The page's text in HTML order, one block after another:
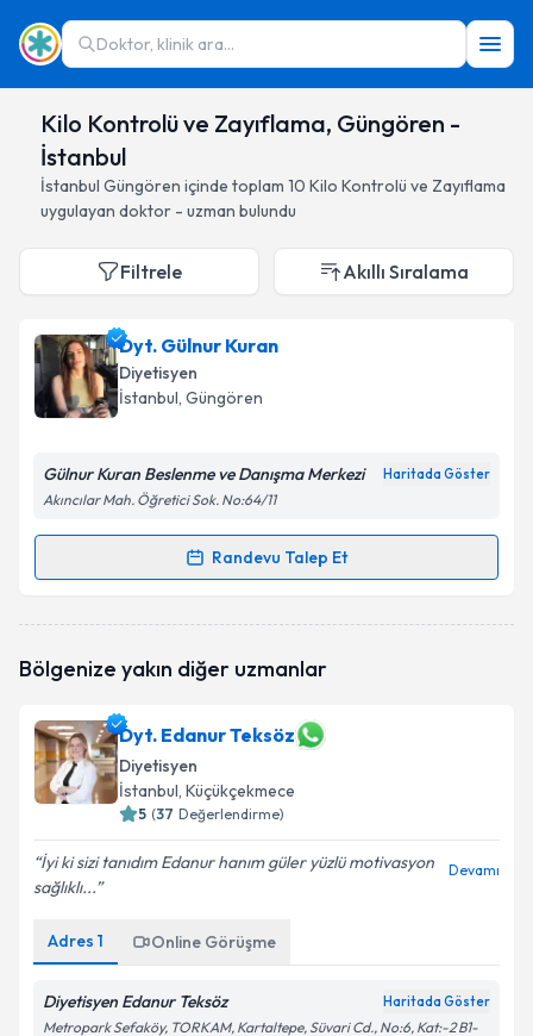
Doktor, klinik ara...
Kilo Kontrolü ve Zayıflama, Güngören -
İstanbul
İstanbul Güngören içinde toplam 10 Kilo Kontrolü ve Zayıflama
uygulayan doktor - uzman bulundu
Filtrele Akıllı Sıralama
Dyt. Gülnur Kuran
Diyetisyen
İstanbul, Güngören
Gülnur Kuran Beslenme ve Danışma Merkezi Haritada Göster
Akıncılar Mah. Öğretici Sok. No:64/11
Randevu Talep Et
Randevu Takvimi Talebi
oluşturun. Size bu uzmandan randevu almanız için bir
E-posta Adresiniz
Kişisel verilerimin işlenmesine ilişkinAydınlatma
Bölgenize yakın diğer uzmanlar
Dyt. Edanur Teksöz
Diyetisyen
İstanbul, Küçükçekmece
5 (37 Değerlendirme)
İyi ki sizi tanıdım Edanur hanım güler yüzlü motivasyon
sağlıklı...
Devamı
Adres 1 Online Görüşme
Diyetisyen Edanur Teksöz Haritada Göster
Metropark Sefaköy, TORKAM, Kartaltepe, Süvari Cd., No:6, Kat:-2 B1-